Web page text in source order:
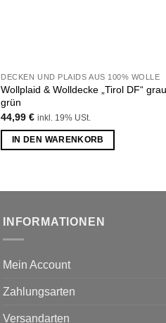
DECKEN UND PLAIDS AUS 100% WOLLE
Wollplaid & Wolldecke „Tirol DF“
grün
44,99€ inkl. 19% USt.
IN DEN WARENKORB
INFORMATIONEN
Mein Account
Zahlungsarten
Versandarten